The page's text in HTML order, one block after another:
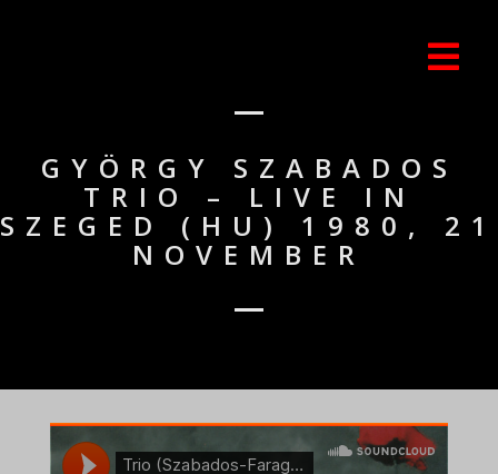
GYÖRGY SZABADOS
TRIO – LIVE IN
SZEGED (HU) 1980, 21
NOVEMBER